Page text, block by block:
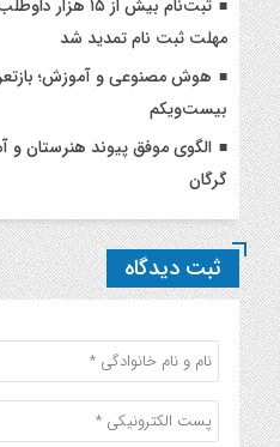
ثبت‌نام بیش از
مهلت ثبت نام تمدید شد
هوش مصنوعی و آموزش؛
بیست‌ویکم
الگوی موفق پیوند هنرستان و
گرگان
ثبت دیدگاه